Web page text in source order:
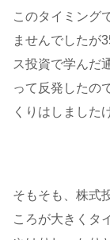
このタイミング
ませんでしたが
ス投資で学んだ
って反発したの
くりはしました
そもそも、株式
ころが大きくタ